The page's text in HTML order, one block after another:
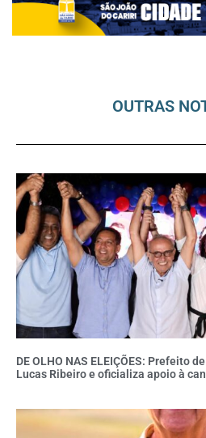
OUTRAS
DE OLHO NAS ELEIÇÕES: Prefeito
Lucas Ribeiro e oficializa apoio à